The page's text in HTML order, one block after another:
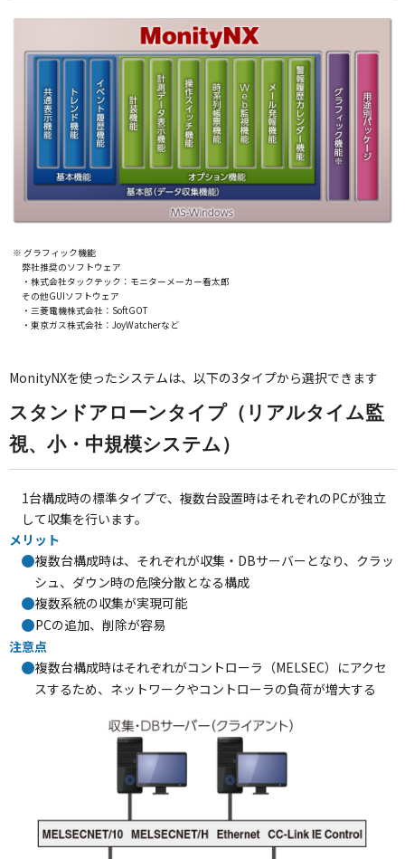
グラフィック機能
弊社推奨のソフトウェア
・株式会社タックテック：モニターメーカー看太郎
その他GUIソフトウェア
・三菱電機株式会社：SoftGOT
・東京ガス株式会社：JoyWatcherなど
MonityNXを使ったシステムは、以下の3タイプから選択できます
スタンドアローンタイプ（リアルタイム監
視、小・中規模システム）
1台構成時の標準タイプで、複数台設置時はそれぞれのPCが独立
して収集を行います。
メリット
複数台構成時は、それぞれが収集・DBサーバーとなり、クラッ
シュ、ダウン時の危険分散となる構成
複数系統の収集が実現可能
PCの追加、削除が容易
注意点
複数台構成時はそれぞれがコントローラ（MELSEC）にアクセ
スするため、ネットワークやコントローラの負荷が増大する